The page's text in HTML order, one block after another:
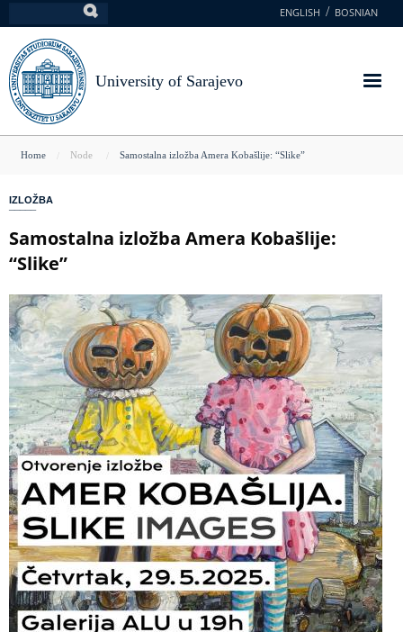
to
main
content
ENGLISH BOSNIAN
University of Sarajevo
You
here
Home Node Samostalna izložba Amera Kobašlije: “Slike”
IZLOŽBA
Samostalna izložba Amera Kobašlije:
“Slike”